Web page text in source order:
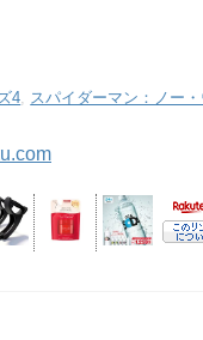
4 スパイダーマン：ノー